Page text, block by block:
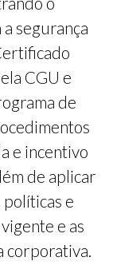
segurança
CGU e
de
e incentivo
de aplicar
políticas e
e as
corporativa.